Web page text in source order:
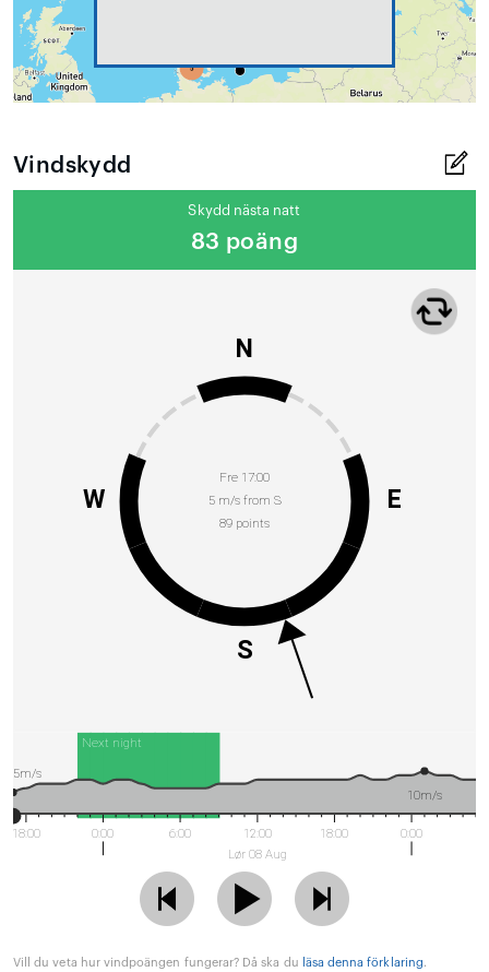
Vindskydd
Skydd nästa natt
83 poäng
Fre 17:00
5 m/s from S
89 points
N
E
S
W
Next night
18:00 0:00 6:00
12:00
Lør 08 Aug
18:00 0:00
10m/s
5m/s
Vill du veta hur vindpoängen fungerar? Då ska du läsa denna förklaring.